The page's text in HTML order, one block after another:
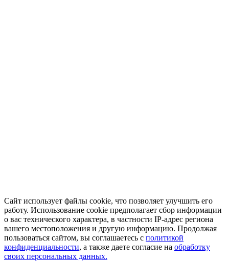
Сайт использует файлы cookie, что позволяет улучшить его
работу. Использование cookie предполагает сбор информации
о вас технического характера, в частности IP-адрес региона
вашего местоположения и другую информацию. Продолжая
пользоваться сайтом, вы соглашаетесь с политикой
конфиденциальности, а также даете согласие на обработку
своих персональных данных.